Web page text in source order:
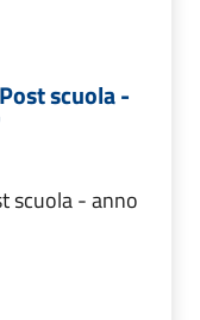
scuola -
scuola - anno